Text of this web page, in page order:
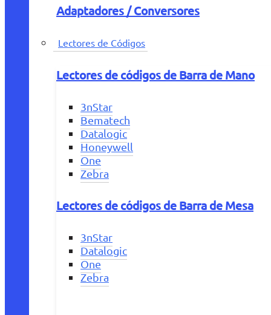
Adaptadores / Conversores
Lectores de Códigos
Lectores de códigos de Barra de Mano
3nStar
Bematech
Datalogic
Honeywell
One
Zebra
Lectores de códigos de Barra de Mesa
3nStar
Datalogic
One
Zebra